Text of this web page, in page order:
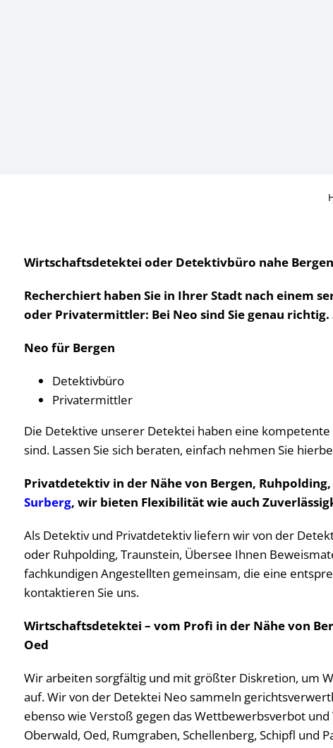
Wirtschaftsdetektei oder Detektivbüro nahe
Recherchiert haben Sie in Ihrer Stadt nach einem
oder Privatermittler: Bei Neo sind Sie genau
Neo für Bergen
Detektivbüro
Privatermittler
Die Detektive unserer Detektei haben eine
sind. Lassen Sie sich beraten, einfach nehmen Sie
Privatdetektiv in der Nähe von Bergen,
Surberg, wir bieten Flexibilität wie auch
Als Detektiv und Privatdetektiv liefern wir von der
oder Ruhpolding, Traunstein, Übersee Ihnen
fachkundigen Angestellten gemeinsam, die eine
kontaktieren Sie uns.
Wirtschaftsdetektei – vom Profi in der Nähe von
Oed
Wir arbeiten sorgfältig und mit größter Diskretion, um
auf. Wir von der Detektei Neo sammeln
ebenso wie Verstoß gegen das Wettbewerbsverbot
Oberwald, Oed, Rumgraben, Schellenberg, Schipfl und